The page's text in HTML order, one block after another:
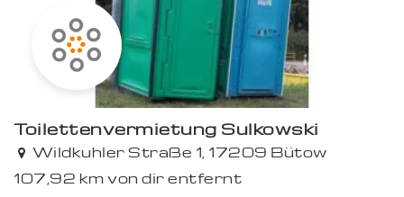
Toilettenvermietung Sulkowski
Wildkuhler Straße 1, 17209 Bütow
107,92 km von dir entfernt